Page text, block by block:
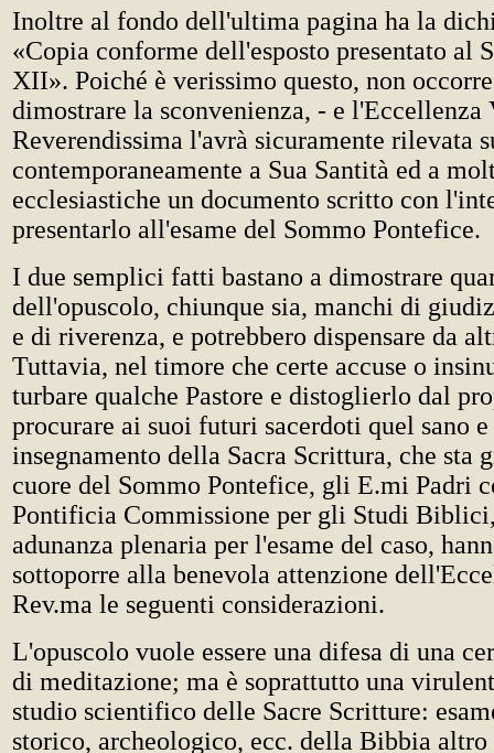
Inoltre al fondo dell'ultima pagina ha la
«Copia conforme dell'esposto presentato al
XII». Poiché è verissimo questo, non
dimostrare la sconvenienza, - e l'Eccellenza
Reverendissima l'avrà sicuramente rilevata
contemporaneamente a Sua Santità ed a
ecclesiastiche un documento scritto con
presentarlo all'esame del Sommo Pontefice.
I due semplici fatti bastano a dimostrare
dell'opuscolo, chiunque sia, manchi di
e di riverenza, e potrebbero dispensare da
Tuttavia, nel timore che certe accuse o
turbare qualche Pastore e distoglierlo dal
procurare ai suoi futuri sacerdoti quel sano
insegnamento della Sacra Scrittura, che sta
cuore del Sommo Pontefice, gli E.mi Padri
Pontificia Commissione per gli Studi
adunanza plenaria per l'esame del caso,
sottoporre alla benevola attenzione
Rev.ma le seguenti considerazioni.
L'opuscolo vuole essere una difesa di una
di meditazione; ma è soprattutto una
studio scientifico delle Sacre Scritture:
storico, archeologico, ecc. della Bibbia altro